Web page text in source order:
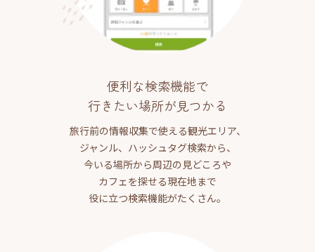
便利な検索機能で
行きたい場所が見つかる
旅行前の情報収集で使える観光エリア、
ジャンル、ハッシュタグ検索から、
今いる場所から周辺の見どころや
カフェを探せる現在地まで
役に立つ検索機能がたくさん。